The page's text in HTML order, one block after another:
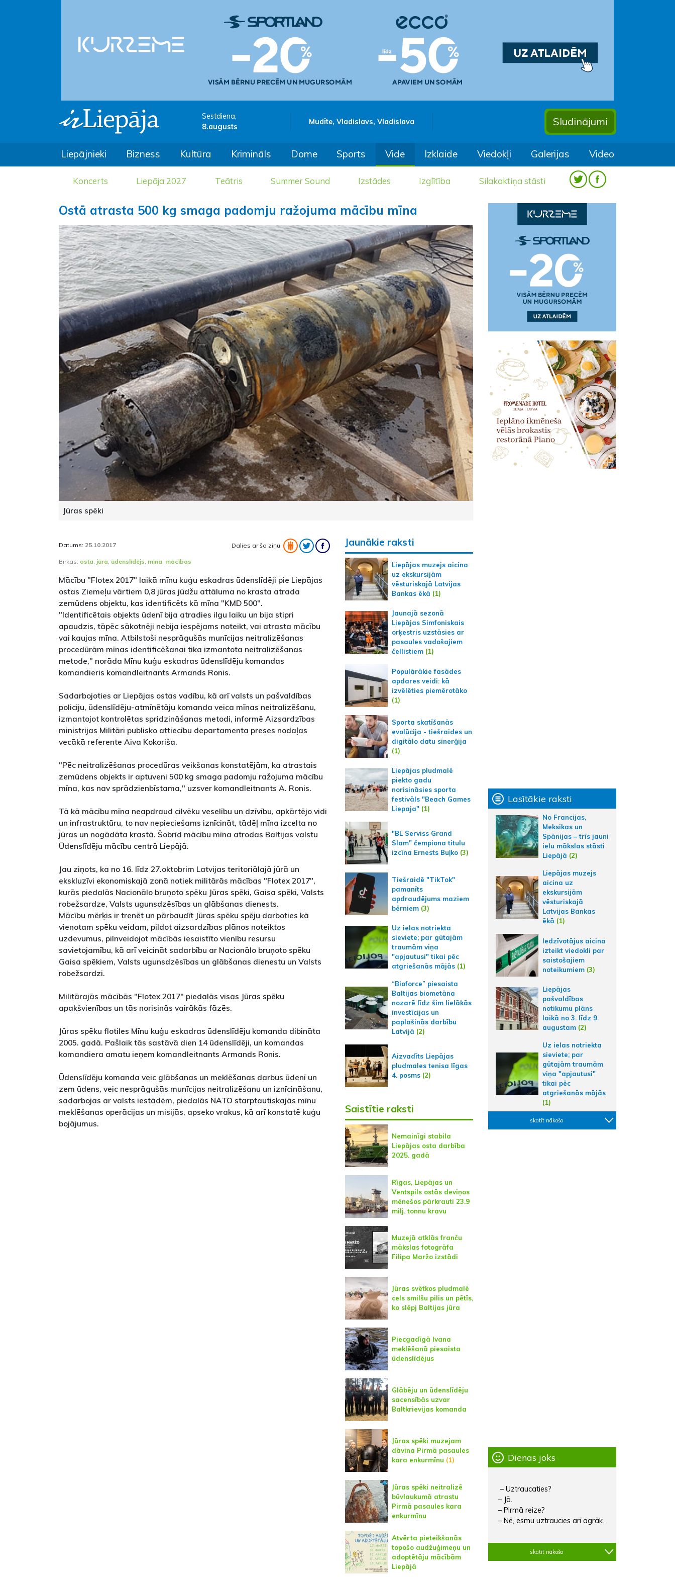
Sestdiena,
8.augusts
Mudīte, Vladislavs, Vladislava Sludinājumi
Liepājnieki Bizness Kultūra Krimināls Dome Sports Vide Izklaide Viedokļi Galerijas Video
Koncerts Liepāja 2027 Teātris Summer Sound Izstādes Izglītība Silakaktiņa stāsti
Ostā atrasta 500 kg smaga padomju ražojuma mācību mīna
Jūras spēki
Datums: 25.10.2017 Dalies ar šo ziņu:
Birkas: osta, jūra, ūdenslīdējs, mīna, mācības
Mācību "Flotex 2017" laikā mīnu kuģu eskadras ūdenslīdēji pie Liepājas
ostas Ziemeļu vārtiem 0,8 jūras jūdžu attāluma no krasta atrada
zemūdens objektu, kas identificēts kā mīna "KMD 500".
"Identificētais objekts ūdenī bija atradies ilgu laiku un bija stipri
apaudzis, tāpēc sākotnēji nebija iespējams noteikt, vai atrasta mācību
vai kaujas mīna. Atbilstoši nesprāgušās munīcijas neitralizēšanas
procedūrām mīnas identificēšanai tika izmantota neitralizēšanas
metode," norāda Mīnu kuģu eskadras ūdenslīdēju komandas
komandieris komandleitnants Armands Ronis.
Sadarbojoties ar Liepājas ostas vadību, kā arī valsts un pašvaldības
policiju, ūdenslīdēju-atmīnētāju komanda veica mīnas neitralizēšanu,
izmantojot kontrolētas spridzināšanas metodi, informē Aizsardzības
ministrijas Militāri publisko attiecību departamenta preses nodaļas
vecākā referente Aiva Kokoriša.
"Pēc neitralizēšanas procedūras veikšanas konstatējām, ka atrastais
zemūdens objekts ir aptuveni 500 kg smaga padomju ražojuma mācību
mīna, kas nav sprādzienbīstama," uzsver komandleitnants A. Ronis.
Tā kā mācību mīna neapdraud cilvēku veselību un dzīvību, apkārtējo vidi
un infrastruktūru, to nav nepieciešams iznīcināt, tādēļ mīna izcelta no
jūras un nogādāta krastā. Šobrīd mācību mīna atrodas Baltijas valstu
Ūdenslīdēju mācību centrā Liepājā.
Jau ziņots, ka no 16. līdz 27.oktobrim Latvijas teritoriālajā jūrā un
ekskluzīvi ekonomiskajā zonā notiek militārās mācības "Flotex 2017",
kurās piedalās Nacionālo bruņoto spēku Jūras spēki, Gaisa spēki, Valsts
robežsardze, Valsts ugunsdzēsības un glābšanas dienests.
Mācību mērķis ir trenēt un pārbaudīt Jūras spēku spēju darboties kā
vienotam spēku veidam, pildot aizsardzības plānos noteiktos
uzdevumus, pilnveidojot mācībās iesaistīto vienību resursu
savietojamību, kā arī veicināt sadarbību ar Nacionālo bruņoto spēku
Gaisa spēkiem, Valsts ugunsdzēsības un glābšanas dienestu un Valsts
robežsardzi.
Militārajās mācībās "Flotex 2017" piedalās visas Jūras spēku
apakšvienības un tās norisinās vairākās fāzēs.
Jūras spēku flotiles Mīnu kuģu eskadras ūdenslīdēju komanda dibināta
2005. gadā. Pašlaik tās sastāvā dien 14 ūdenslīdēji, un komandas
komandiera amatu ieņem komandleitnants Armands Ronis.
Ūdenslīdēju komanda veic glābšanas un meklēšanas darbus ūdenī un
zem ūdens, veic nesprāgušās munīcijas neitralizēšanu un iznīcināšanu,
sadarbojas ar valsts iestādēm, piedalās NATO starptautiskajās mīnu
meklēšanas operācijas un misijās, apseko vrakus, kā arī konstatē kuģu
bojājumus.
Jaunākie raksti
Liepājas muzejs aicina
uz ekskursijām
vēsturiskajā Latvijas
Bankas ēkā (1)
Jaunajā sezonā
Liepājas Simfoniskais
orķestris uzstāsies ar
pasaules vadošajiem
čellistiem(1)
Populārākie fasādes
apdares veidi: kā
izvēlēties piemērotāko
(1)
Sporta skatīšanās
evolūcija - tiešraides un
digitālo datu sinerģija
(1)
Liepājas pludmalē
piekto gadu
norisināsies sporta
festivāls "Beach Games
Liepaja"(1)
"BL Serviss Grand
Slam" čempiona titulu
izcīna Ernests Buļko(3)
Tiešraidē "TikTok"
pamanīts
apdraudējums maziem
bērniem(3)
Uz ielas notriekta
sieviete; par gūtajām
traumām viņa
"apjautusi" tikai pēc
atgriešanās mājās(1)
“Bioforce” piesaista
Baltijas biometāna
nozarē līdz šim lielākās
investīcijas un
paplašinās darbību
Latvijā (2)
Aizvadīts Liepājas
pludmales tenisa līgas
4. posms(2)
Saistītie raksti
Nemainīgi stabila
Liepājas osta darbība
2025. gadā
Rīgas, Liepājas un
Ventspils ostās deviņos
mēnešos pārkrauti 23.9
milj. tonnu kravu
Muzejā atklās franču
mākslas fotogrāfa
Filipa Maržo izstādi
Jūras svētkos pludmalē
cels smilšu pilis un pētīs,
ko slēpj Baltijas jūra
Piecgadīgā Ivana
meklēšanā piesaista
ūdenslīdējus
Glābēju un ūdenslīdēju
sacensībās uzvar
Baltkrievijas komanda
Jūras spēki muzejam
dāvina Pirmā pasaules
kara enkurmīnu (1)
Jūras spēki neitralizē
būvlaukumā atrastu
Pirmā pasaules kara
enkurmīnu
Atvērta pieteikšanās
topošo audžuģimeņu un
adoptētāju mācībām
Liepājā
Lasītākie raksti
No Francijas,
Meksikas un
Spānijas – trīs jauni
ielu mākslas stāsti
Liepājā (2)
Liepājas muzejs
aicina uz
ekskursijām
vēsturiskajā
Latvijas Bankas
ēkā (1)
Iedzīvotājus aicina
izteikt viedokli par
saistošajiem
noteikumiem (3)
Liepājas
pašvaldības
notikumu plāns
laikā no 3. līdz 9.
augustam (2)
Uz ielas notriekta
sieviete; par
gūtajām traumām
viņa "apjautusi"
tikai pēc
atgriešanās mājās
(1)
skatīt nākošo
Dienas joks
– Uztraucaties?
– Jā.
– Pirmā reize?
– Nē, esmu uztraucies arī agrāk.
skatīt nākošo